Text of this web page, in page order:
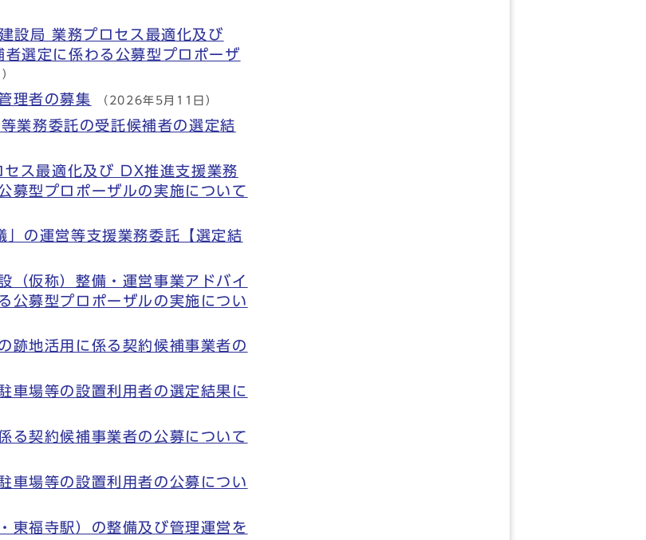
設局 業務プロセス最適化及び
選定に係わる公募型プロポーザ
理者の募集 （2026年5月11日）
業務委託の受託候補者の選定結
ス最適化及び DX推進支援業務
募型プロポーザルの実施について
の運営等支援業務委託【選定結
（仮称）整備・運営事業アドバイ
公募型プロポーザルの実施につい
跡地活用に係る契約候補事業者の
車場等の設置利用者の選定結果に
る契約候補事業者の公募について
車場等の設置利用者の公募につい
東福寺駅）の整備及び管理運営を